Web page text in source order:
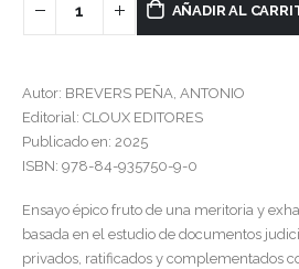
AÑADIR AL
Autor: BREVERS PEÑA, ANTONIO
Editorial: CLOUX EDITORES
Publicado en: 2025
ISBN: 978-84-935750-9-0
Ensayo épico fruto de una meritoria y
basada en el estudio de documentos
privados, ratificados y complementados